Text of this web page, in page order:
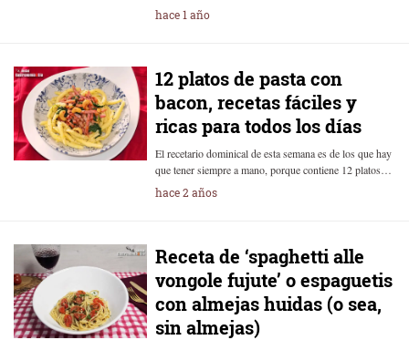
hace 1 año
12 platos de pasta con
bacon, recetas fáciles y
ricas para todos los días
El recetario dominical de esta semana es de los que hay
que tener siempre a mano, porque contiene 12 platos…
hace 2 años
Receta de ‘spaghetti alle
vongole fujute’ o espaguetis
con almejas huidas (o sea,
sin almejas)